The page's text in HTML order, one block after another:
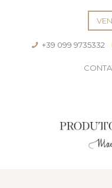
+39 099 9735332